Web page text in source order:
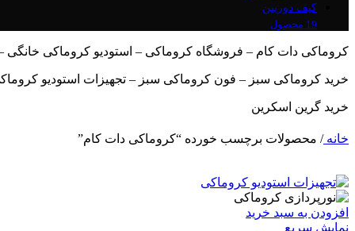
کیف دوربین
19 محصول
کروماکی دات کام – فروشگاه کروماکی – استودیو کروماکی خانگی
خرید کروماکی سبز – فون کروماکی سبز – تجهیزات استودیو
خرید گرین اسکرین
خانه/ محصولات برچسب خورده “کروماکی دات کام”
افزودن به سبد خرید
نمایش سریع